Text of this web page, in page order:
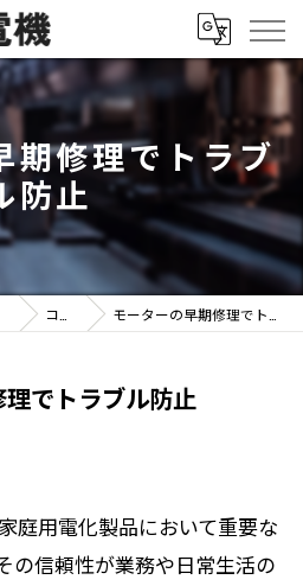
期修理でトラブ
防止
コラム モーターの早期修理でトラブル防止
でトラブル防止
庭用電化製品において重要な
の信頼性が業務や日常生活の